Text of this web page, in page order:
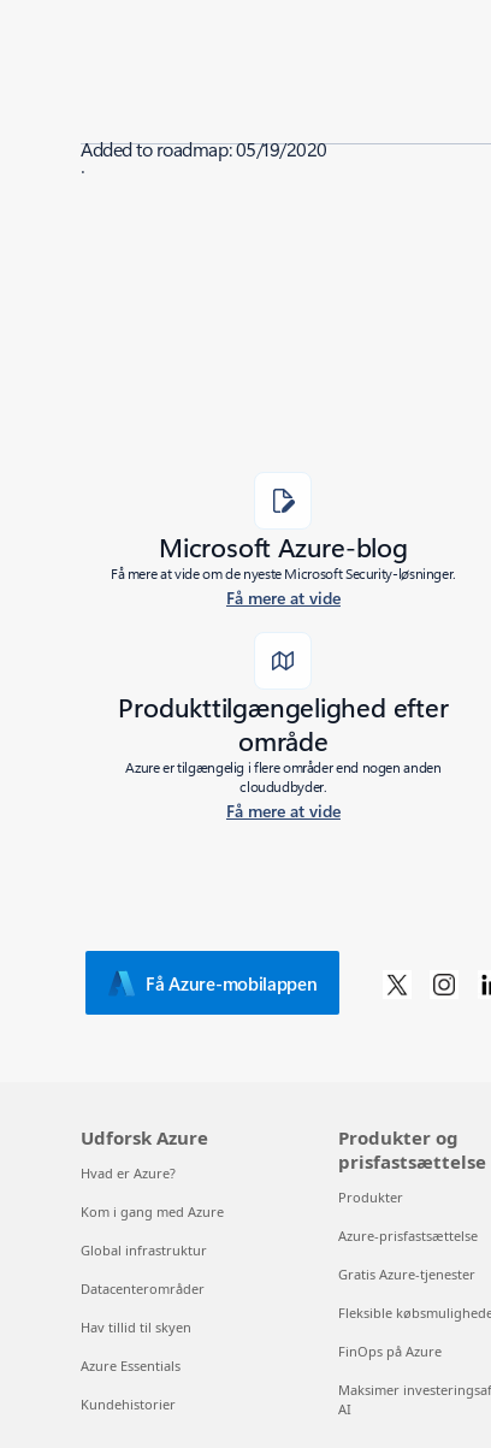
Added to roadmap:05/19/2020
|
Microsoft Azure-blog
Få mere at vide om de nyeste Microsoft Security-løsninger.
Få mere at vide
Produkttilgængelighed efter
område
Azure er tilgængelig i flere områder end nogen anden
cloududbyder.
Få mere at vide
Få Azure-mobilappen
Udforsk Azure
Hvad er Azure?
Kom i gang med Azure
Global infrastruktur
Datacenterområder
Hav tillid til skyen
Azure Essentials
Kundehistorier
Produkter og
prisfastsættelse
Produkter
Azure-prisfastsættelse
Gratis Azure-tjenester
Fleksible
FinOps på Azure
Maksimer
AI